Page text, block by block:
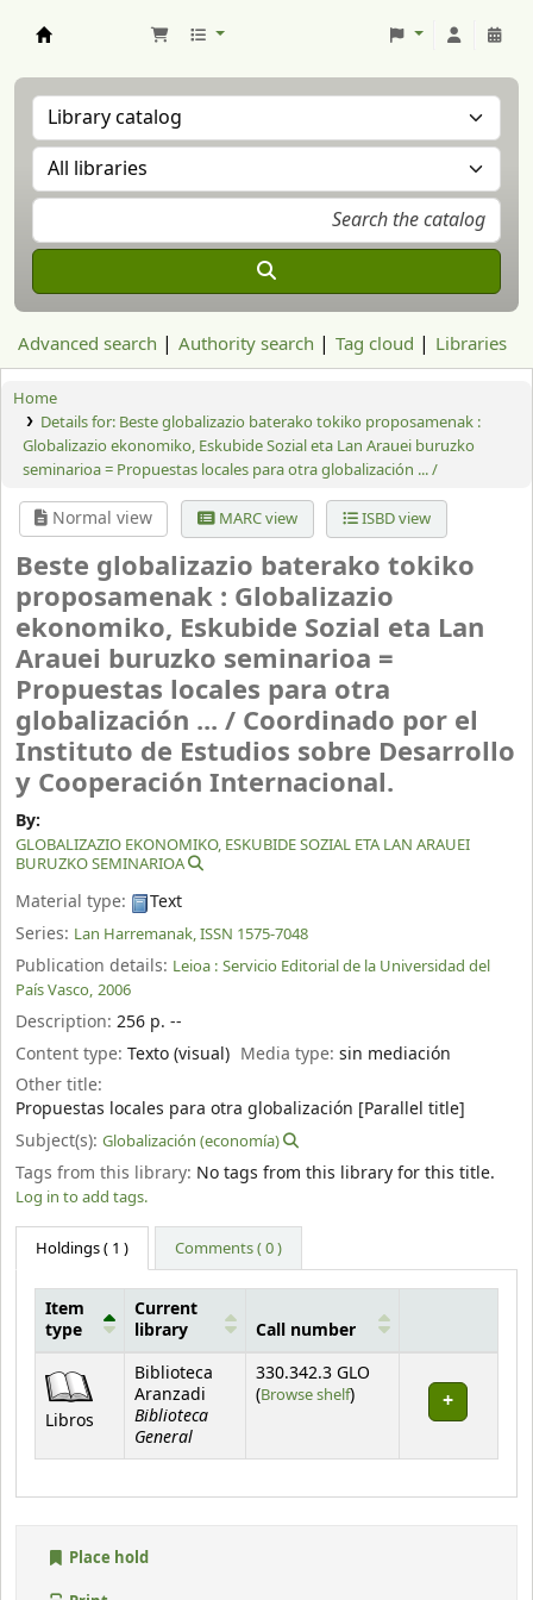
Advanced search Authority search Tag cloud Libraries
Home
Details for: Beste globalizazio baterako tokiko proposamenak :
Globalizazio ekonomiko, Eskubide Sozial eta Lan Arauei buruzko
seminarioa = Propuestas locales para otra globalización ... /
Normal view MARC view ISBD view
Beste globalizazio baterako tokiko
proposamenak : Globalizazio
ekonomiko, Eskubide Sozial eta Lan
Arauei buruzko seminarioa =
Propuestas locales para otra
globalización ... / Coordinado por el
Instituto de Estudios sobre Desarrollo
y Cooperación Internacional.
By:
GLOBALIZAZIO EKONOMIKO, ESKUBIDE SOZIAL ETA LAN ARAUEI
BURUZKO SEMINARIOA
Material type:
Text
Series: Lan Harremanak, ISSN 1575-7048
Publication details: Leioa : Servicio Editorial de la Universidad del
País Vasco, 2006
Description: 256 p. --
Content type: Texto (visual) Media type:sin mediación
Other title:
Propuestas locales para otra globalización [Parallel title]
Subject(s): Globalización (economía)
Tags from this library: No tags from this library for this title.
Log in to add tags.
Holdings( 1 ) Comments ( 0 )
Item
type
Current
library
Call number
Libros
Biblioteca
Aranzadi
Biblioteca
General
330.342.3 GLO
(Browse shelf(Opens below)
)
Place hold